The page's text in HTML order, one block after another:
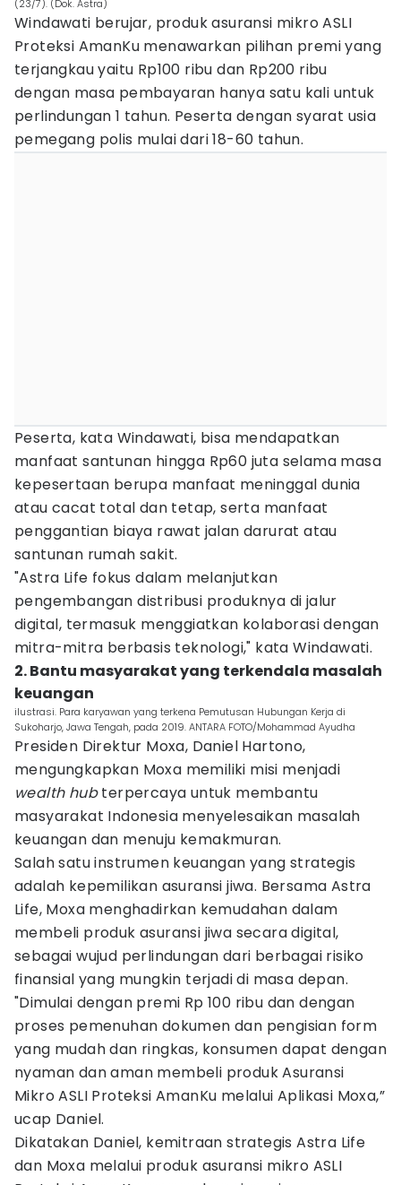
(23/7). (Dok. Astra)
Windawati berujar, produk asuransi mikro ASLI
Proteksi AmanKu menawarkan pilihan premi yang
terjangkau yaitu Rp100 ribu dan Rp200 ribu
dengan masa pembayaran hanya satu kali untuk
perlindungan 1 tahun. Peserta dengan syarat usia
pemegang polis mulai dari 18-60 tahun.
Peserta, kata Windawati, bisa mendapatkan
manfaat santunan hingga Rp60 juta selama masa
kepesertaan berupa manfaat meninggal dunia
atau cacat total dan tetap, serta manfaat
penggantian biaya rawat jalan darurat atau
santunan rumah sakit.
"Astra Life fokus dalam melanjutkan
pengembangan distribusi produknya di jalur
digital, termasuk menggiatkan kolaborasi dengan
mitra-mitra berbasis teknologi," kata Windawati.
2. Bantu masyarakat yang terkendala masalah
keuangan
ilustrasi. Para karyawan yang terkena Pemutusan Hubungan Kerja di
Sukoharjo, Jawa Tengah, pada 2019. ANTARA FOTO/Mohammad Ayudha
Presiden Direktur Moxa, Daniel Hartono,
mengungkapkan Moxa memiliki misi menjadi
wealth hubterpercaya untuk membantu
masyarakat Indonesia menyelesaikan masalah
keuangan dan menuju kemakmuran.
Salah satu instrumen keuangan yang strategis
adalah kepemilikan asuransi jiwa. Bersama Astra
Life, Moxa menghadirkan kemudahan dalam
membeli produk asuransi jiwa secara digital,
sebagai wujud perlindungan dari berbagai risiko
finansial yang mungkin terjadi di masa depan.
"Dimulai dengan premi Rp 100 ribu dan dengan
proses pemenuhan dokumen dan pengisian form
yang mudah dan ringkas, konsumen dapat dengan
nyaman dan aman membeli produk Asuransi
Mikro ASLI Proteksi AmanKu melalui Aplikasi Moxa,”
ucap Daniel.
Dikatakan Daniel, kemitraan strategis Astra Life
dan Moxa melalui produk asuransi mikro ASLI